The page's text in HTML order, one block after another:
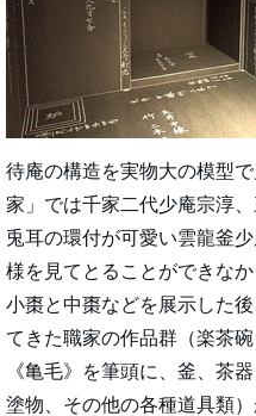
待庵の構造を実物大の模型
家」では千家二代少庵宗淳
兎耳の環付が可愛い雲龍釜
様を見てとることができな
小棗と中棗などを展示した
てきた職家の作品群（楽茶
《亀毛》を筆頭に、釜、茶
塗物、その他の各種道具類